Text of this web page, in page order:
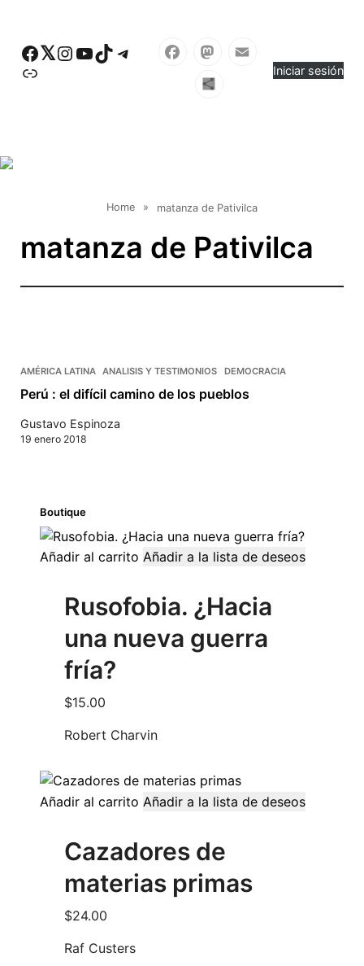
Facebook Twitter Instagram YouTube TikTok Telegram
Enlace
Mastodon Iniciar sesión
Home » matanza de Pativilca
matanza de Pativilca
AMÉRICA LATINA ANALISIS Y TESTIMONIOS DEMOCRACIA
Perú : el difícil camino de los pueblos
Gustavo Espinoza
19 enero 2018
Boutique
Añadir al carrito Añadir a la lista de deseos
Rusofobia. ¿Hacia
una nueva guerra
fría?
$15.00
Robert Charvin
Añadir al carrito Añadir a la lista de deseos
Cazadores de
materias primas
$24.00
Raf Custers